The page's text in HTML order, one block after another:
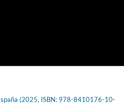
(2025, ISBN: 978-8410176-10-